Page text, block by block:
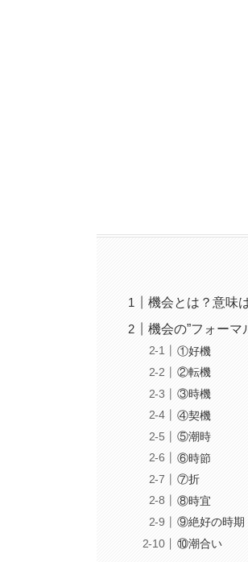
機会とは？意味
機会の”フォーマ
①好機
②転機
③時機
④契機
⑤潮時
⑥時節
⑦折
⑧時宜
⑨絶好の時期
⑩潮合い